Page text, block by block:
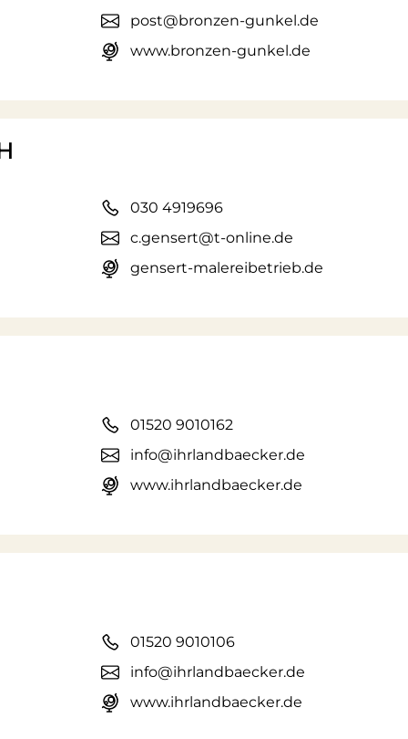
post@bronzen-gunkel.de
www.bronzen-gunkel.de
030 4919696
c.gensert@t-online.de
gensert-malereibetrieb.de
01520 9010162
info@ihrlandbaecker.de
www.ihrlandbaecker.de
01520 9010106
info@ihrlandbaecker.de
www.ihrlandbaecker.de